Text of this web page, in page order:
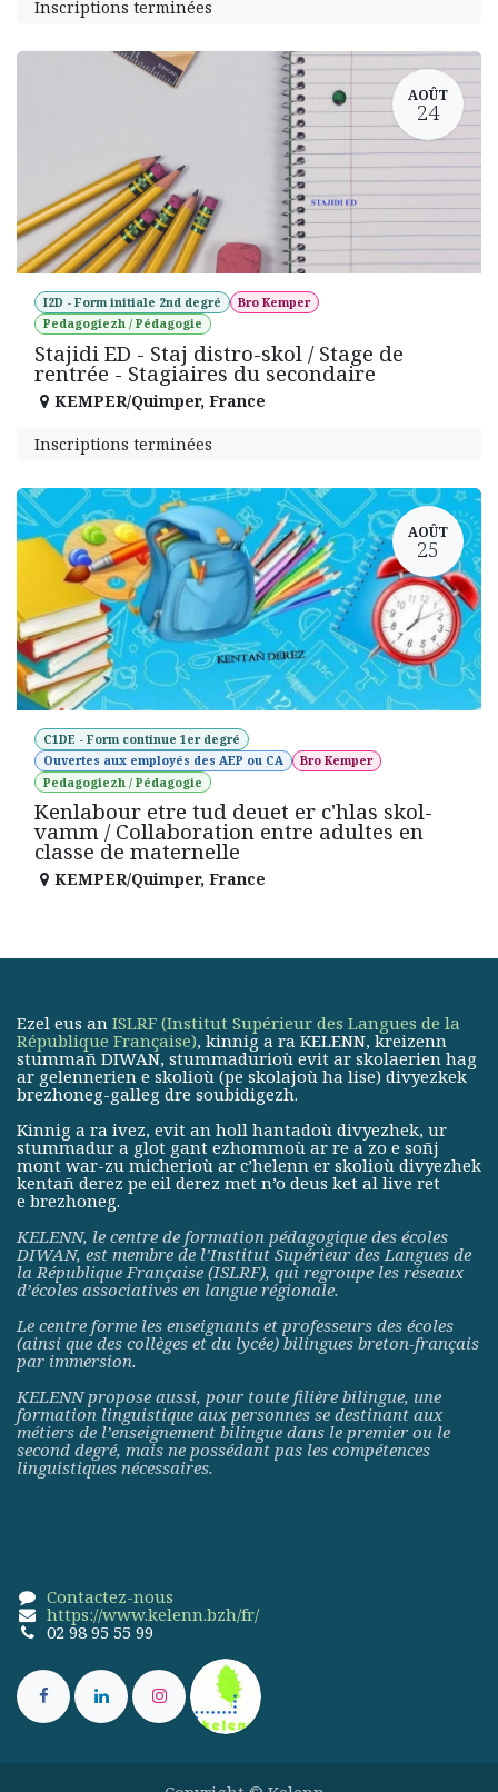
Inscriptions terminées
AOÛT
24
I2D - Form initiale 2nd degré
Bro Kemper
Pedagogiezh / Pédagogie
Stajidi ED - Staj distro-skol / Stage de
rentrée - Stagiaires du secondaire
KEMPER/Quimper, France
Inscriptions terminées
AOÛT
25
C1DE - Form continue 1er degré
Ouvertes aux employés des AEP ou CA
Bro Kemper
Pedagogiezh / Pédagogie
Kenlabour etre tud deuet er c'hlas skol-
vamm / Collaboration entre adultes en
classe de maternelle
KEMPER/Quimper, France
Ezel eus an ISLRF (Institut Supérieur des Langues de la
République Française), kinnig a ra KELENN, kreizenn
stummañ DIWAN, stummadurioù evit ar skolaerien hag
ar gelennerien e skolioù (pe skolajoù ha lise) divyezkek
brezhoneg-galleg dre soubidigezh.
Kinnig a ra ivez, evit an holl hantadoù divyezhek, ur
stummadur a glot gant ezhommoù ar re a zo e soñj
mont war-zu micherioù ar c’helenn er skolioù divyezhek
kentañ derez pe eil derez met n’o deus ket al live ret
e brezhoneg.
KELENN, le centre de formation pédagogique des écoles
DIWAN, est membre de l’Institut Supérieur des Langues de
la République Française (ISLRF), qui regroupe les réseaux
d’écoles associatives en langue régionale.
Le centre forme les enseignants et professeurs des écoles
(ainsi que des collèges et du lycée) bilingues breton-français
par immersion.
KELENN propose aussi, pour toute filière bilingue, une
formation linguistique aux personnes se destinant aux
métiers de l’enseignement bilingue dans le premier ou le
second degré, mais ne possédant pas les compétences
linguistiques nécessaires.
Contactez-nous
https://www.kelenn.bzh/fr/
02 98 95 55 99